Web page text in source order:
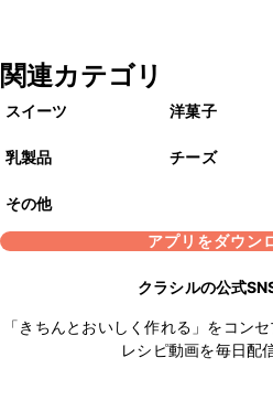
関連カテゴリ
スイーツ 洋菓子
乳製品 チーズ
その他
アプリをダウン
クラシルの公式
「きちんとおいしく作れる」をコン
レシピ動画を毎日配